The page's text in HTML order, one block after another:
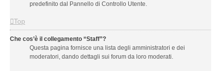
predefinito dal Pannello di Controllo Utente.
Top
Che cos’è il collegamento “Staff”?
Questa pagina fornisce una lista degli amministratori e dei
moderatori, dando dettagli sui forum da loro moderati.